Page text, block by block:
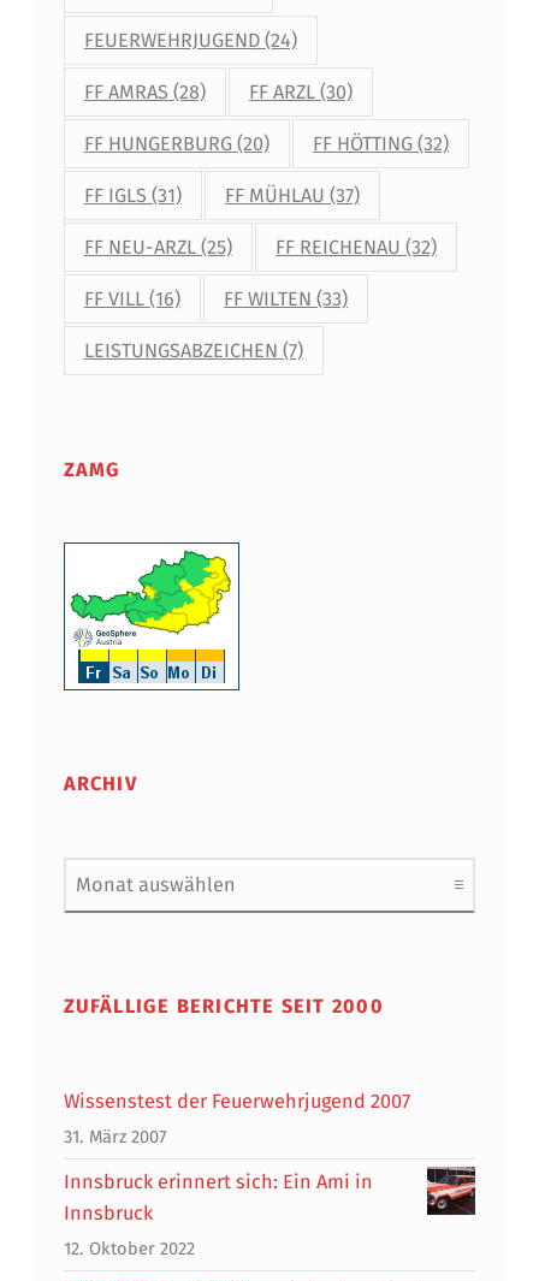
FEUERWEHRJUGEND(24)
FF AMRAS (28) FF ARZL (30)
FF HUNGERBURG(20) FF HÖTTING (32)
FF IGLS (31) FF MÜHLAU (37)
FF NEU-ARZL(25) FF REICHENAU (32)
FF VILL(16) FF WILTEN (33)
LEISTUNGSABZEICHEN (7)
ZAMG
ARCHIV
Archiv
ZUFÄLLIGE BERICHTE SEIT 2000
Wissenstest der Feuerwehrjugend 2007
31. März 2007
Innsbruck erinnert sich: Ein Ami in
Innsbruck
12. Oktober 2022